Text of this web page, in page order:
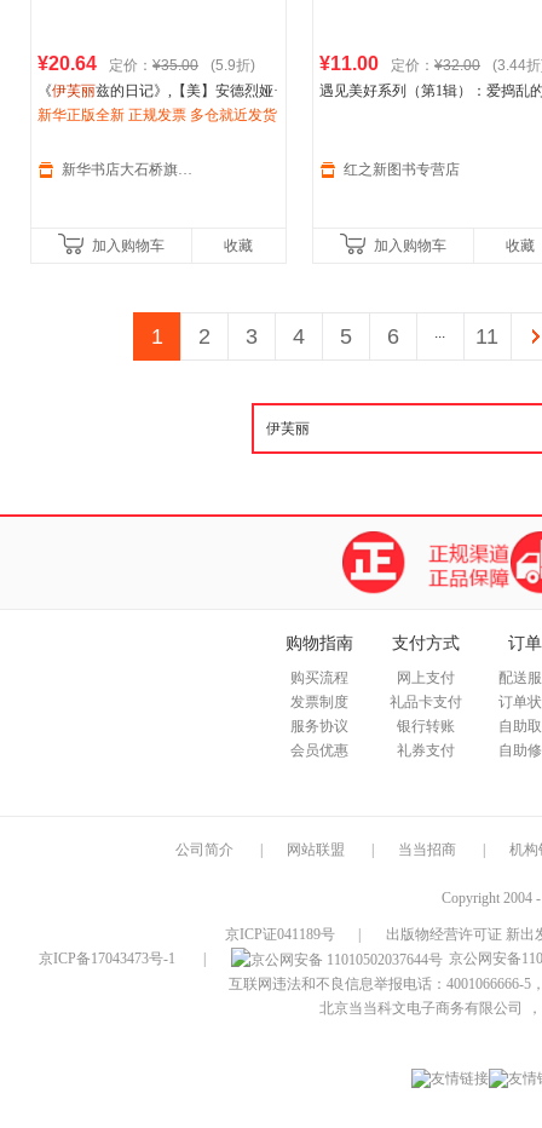
¥20.64 定价： ¥35.00
(5.9折)
《伊芙丽兹的日记》,【美】安德烈娅·
比阿特丽斯·阿朗戈/著 著 朱其芳/译
新华正版全新 正规发票 多仓就近发货
13284178503
新华书店大石桥旗舰店
加入购物车 收藏
¥11.00 定价： ¥32.00
(3.44
遇见美好系列（第1辑）：爱捣乱
中信出红之新图书专营店
加入购物车 收藏
1 2 3 4 5 6 ... 11
购物指南
购买流程
发票制度
服务协议
会员优惠
支付方式
网上支付
礼品卡支付
银行转账
礼券支付
订
配送
订单
自助
自助
公司简介 网站联盟 当当招商 机构
Copyright 2004
京ICP证041189号
出版物经营许可证 新出
京ICP备17043473号-1
京公网安备
互联网违法和不良信息举报电话：4001066666-5
北京当当科文电子商务有限公司